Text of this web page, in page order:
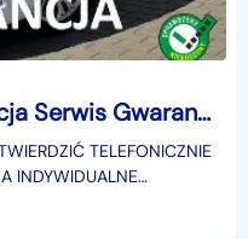
Ford B-MAX Bogata opcja Serwis Gwarancja
TELEFONICZNIE
INDYWIDUALNE
egzemplarz ..Pełna